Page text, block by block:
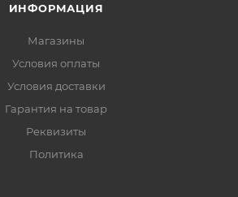
ИНФОРМАЦИЯ
Магазины
Условия оплаты
Условия доставки
Гарантия на товар
Реквизиты
Политика